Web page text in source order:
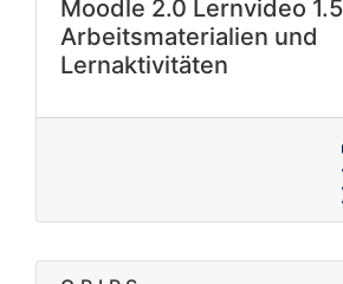
Moodle 2.0 Lernvideo
Arbeitsmaterialien und
Lernaktivitäten